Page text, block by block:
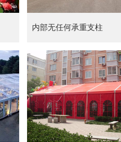
内部无任何承重支柱